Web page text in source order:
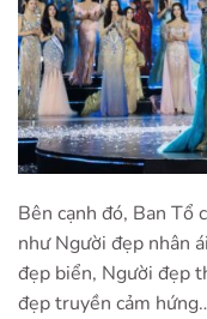
Bên cạnh đó, Ban Tổ
như Người đẹp nhân
đẹp biển, Người đẹp
đẹp truyền cảm